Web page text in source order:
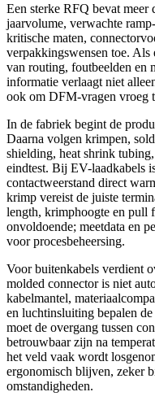
Een sterke RFQ bevat meer
jaarvolume, verwachte
kritische maten,
verpakkingswensen toe. Als
van routing, foutbeelden en
informatie verlaagt niet
ook om DFM-vragen vroeg
In de fabriek begint de
Daarna volgen krimpen,
shielding, heat shrink
eindtest. Bij EV-laadkabels
contactweerstand direct
krimp vereist de juiste
length, krimphoogte en pull
onvoldoende; meetdata en
voor procesbeheersing.
Voor buitenkabels verdient
molded connector is niet
kabelmantel,
en luchtinsluiting bepalen
moet de overgang tussen
betrouwbaar zijn na
het veld vaak wordt
ergonomisch blijven, zeker
omstandigheden.